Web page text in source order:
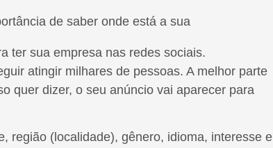
ter sua empresa nas redes sociais.
atingir milhares de pessoas. A melhor parte
quer dizer, o seu anúncio vai aparecer para
região (localidade), gênero, idioma, interesse e